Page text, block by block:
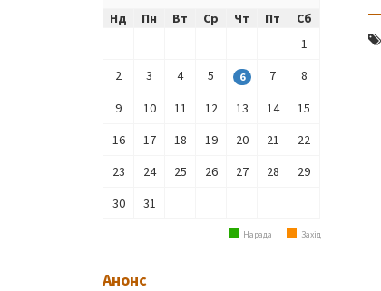
Нд Пн Вт Ср Чт Пт
Сб
1
2
3 4 5 6 7
8
9
10 11 12 13 14
15
16
17 18 19 20 21
22
23
24 25 26 27 28
29
30
31
Нарада Захід
Анонс